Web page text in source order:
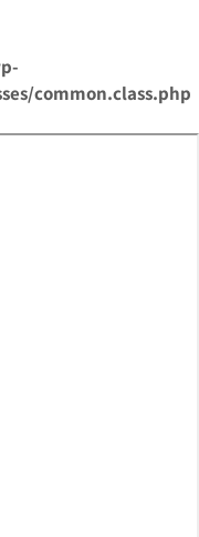
common.class.php